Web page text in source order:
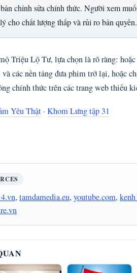
chỉnh sửa chính thức. Người xem
cho chất lượng thấp và rủi ro bản quyền.
Triệu Lộ Tư, lựa chọn là rõ ràng:
và các nền tảng đưa phim trở lại, hoặc
chính thức trên các trang web thiếu
Yêu Thật · Khom Lưng tập 31
, tamdamedia.eu, youtube.com,